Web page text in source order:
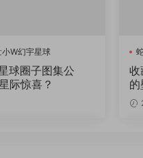
小W幻宇星球
球圈子图集公
际惊喜？
收